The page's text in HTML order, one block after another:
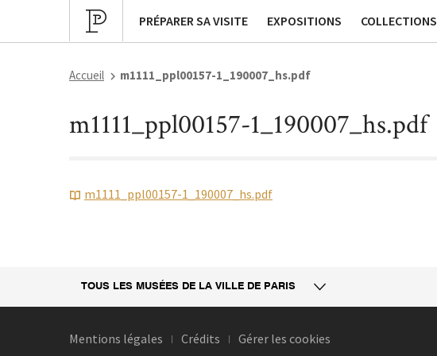
PRÉPARER SA VISITE
Programmation culturelleEXPOSITIONS
Expositions passéesCOLLECTIONS
Publications
Accueil m1111_ppl00157-1_190007_hs.pdf
m1111_ppl00157-1_190007_hs.pdf
m1111_ppl00157-1_190007_hs.pdf
TOUS LES MUSÉES DE LA VILLE DE PARIS
Mentions légales Crédits Gérer les cookies